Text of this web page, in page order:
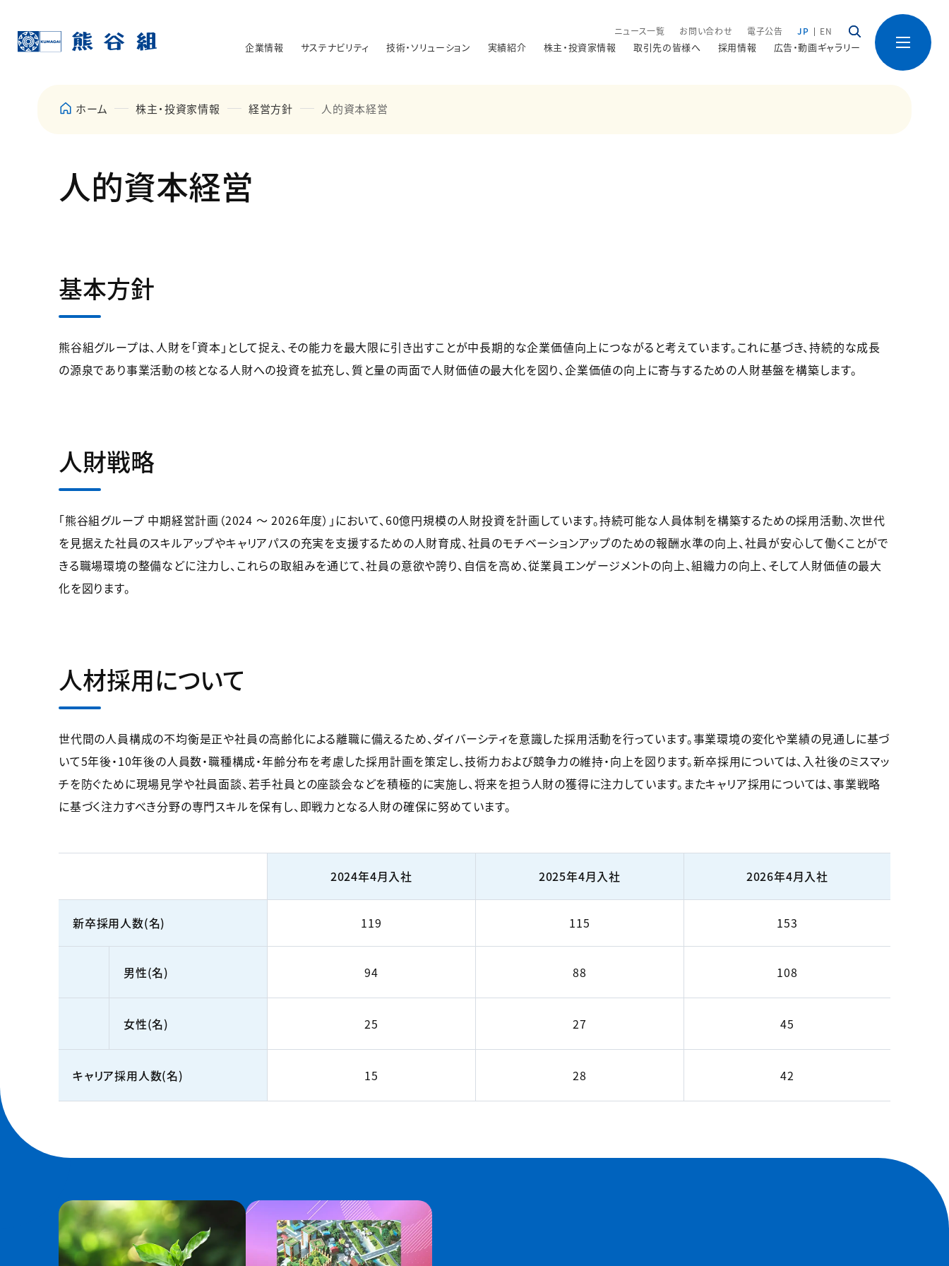
ニュース一覧 お問い合わせ 電子公告 JP EN
企業情報 サステナビリティ 技術・ソリューション 実績紹介 株主・投資家情報 取引先の皆様へ 採用情報 広告・動画ギャラリー
ホーム 株主・投資家情報 経営方針 人的資本経営
人的資本経営
基本方針
熊谷組グループは、人財を「資本」として捉え、その能力を最大限に引き出すことが中長期的な企業価値向上につながると考えています。これに基づき、持続的な成長
の源泉であり事業活動の核となる人財への投資を拡充し、質と量の両面で人財価値の最大化を図り、企業価値の向上に寄与するための人財基盤を構築します。
人財戦略
「熊谷組グループ 中期経営計画（2024 ～ 2026年度）」において、60億円規模の人財投資を計画しています。持続可能な人員体制を構築するための採用活動、次世代
を見据えた社員のスキルアップやキャリアパスの充実を支援するための人財育成、社員のモチベーションアップのための報酬水準の向上、社員が安心して働くことがで
きる職場環境の整備などに注力し、これらの取組みを通じて、社員の意欲や誇り、自信を高め、従業員エンゲージメントの向上、組織力の向上、そして人財価値の最大
化を図ります。
人材採用について
世代間の人員構成の不均衡是正や社員の高齢化による離職に備えるため、ダイバーシティを意識した採用活動を行っています。事業環境の変化や業績の見通しに基づ
いて5年後・10年後の人員数・職種構成・年齢分布を考慮した採用計画を策定し、技術力および競争力の維持・向上を図ります。新卒採用については、入社後のミスマッ
チを防ぐために現場見学や社員面談、若手社員との座談会などを積極的に実施し、将来を担う人財の獲得に注力しています。またキャリア採用については、事業戦略
に基づく注力すべき分野の専門スキルを保有し、即戦力となる人財の確保に努めています。
2024年4月入社 2025年4月入社 2026年4月入社
新卒採用人数(名) 119 115 153
男性(名) 94 88 108
女性(名) 25 27 45
キャリア採用人数(名) 15 28 42